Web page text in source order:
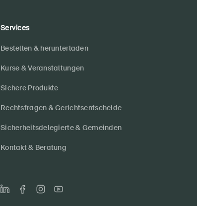
Services
Bestellen & herunterladen
Kurse & Veranstaltungen
Sichere Produkte
Rechtsfragen & Gerichtsentscheide
Sicherheitsdelegierte & Gemeinden
Kontakt & Beratung